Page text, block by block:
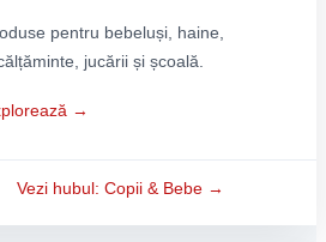
pentru bebeluși, haine,
jucării și școală.
→
Vezi hubul: Copii & Bebe →